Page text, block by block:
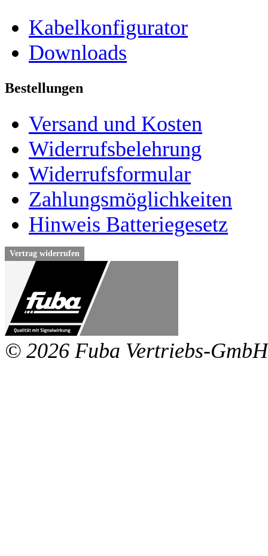
Kabelkonfigurator
Downloads
Bestellungen
Versand und Kosten
Widerrufsbelehrung
Widerrufsformular
Zahlungsmöglichkeiten
Hinweis Batteriegesetz
Vertrag widerrufen
© 2026 Fuba Vertriebs-GmbH